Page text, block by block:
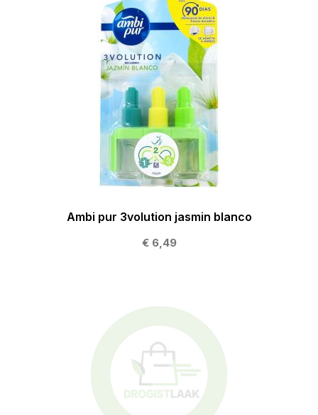
Ambi pur 3volution jasmin blanco
€ 6,49